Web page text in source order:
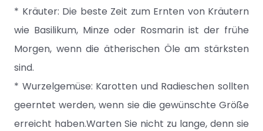
* Kräuter: Die beste Zeit zum Ernten von Kräutern
wie Basilikum, Minze oder Rosmarin ist der frühe
Morgen, wenn die ätherischen Öle am stärksten
sind.
* Wurzelgemüse: Karotten und Radieschen sollten
geerntet werden, wenn sie die gewünschte Größe
erreicht haben.Warten Sie nicht zu lange, denn sie